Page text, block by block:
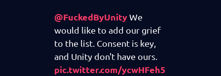
@FuckedByUnityWe
would like to add our grief
to the list. Consent is key,
and Unity don't have ours.
pic.twitter.com/ycwHFeh5